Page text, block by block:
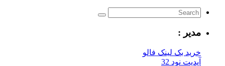
:
بک لینک فالو